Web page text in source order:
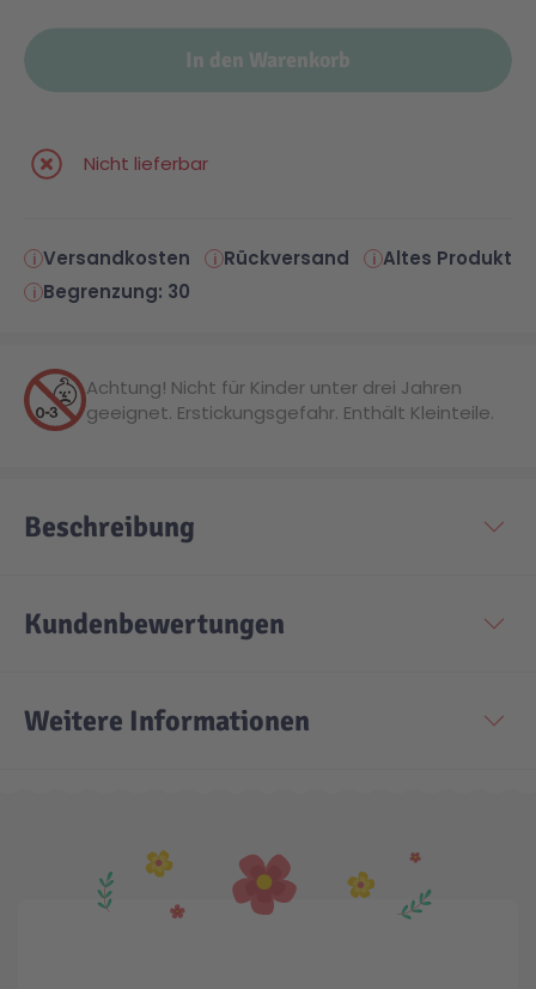
In den Warenkorb
Nicht lieferbar
Versandkosten Rückversand
Altes Produkt
Begrenzung: 30
Achtung! Nicht für Kinder unter drei Jahren
geeignet. Erstickungsgefahr. Enthält Kleinteile.
Beschreibung
Kundenbewertungen
Weitere Informationen